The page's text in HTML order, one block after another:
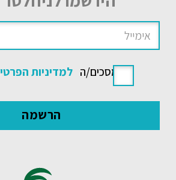
אני מסכים/ה למדיניות